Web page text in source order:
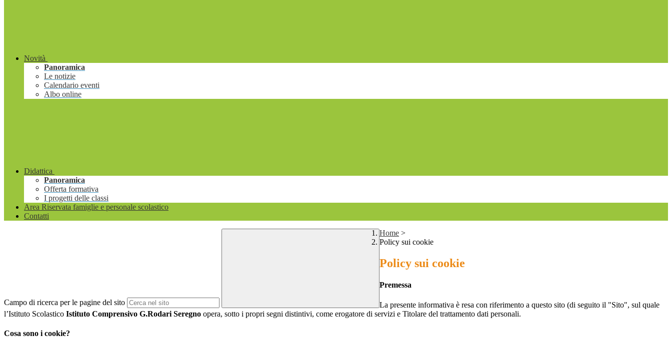
Novità
Panoramica
Le notizie
Calendario eventi
Albo online
Didattica
Panoramica
Offerta formativa
I progetti delle classi
Area Riservata famiglie e personale scolastico
Contatti
Campo di ricerca per le pagine del sito
Home >
Policy sui cookie
Policy sui cookie
Premessa
La presente informativa è resa con riferimento a questo sito (di seguito il "Sito", sul quale
l’Istituto Scolastico Istituto Comprensivo G.Rodari Seregno opera, sotto i propri segni distintivi, come erogatore di servizi e Titolare del trattamento dati personali.
Cosa sono i cookie?